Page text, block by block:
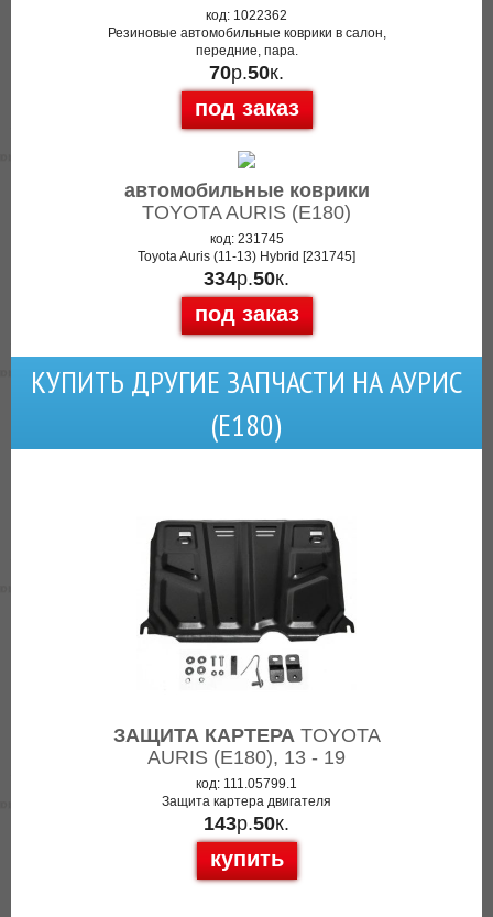
код: 1022362
Резиновые автомобильные коврики в салон,
передние, пара.
70р.50к.
под заказ
автомобильные коврики
TOYOTA AURIS (E180)
код: 231745
Toyota Auris (11-13) Hybrid [231745]
334р.50к.
под заказ
КУПИТЬ ДРУГИЕ ЗАПЧАСТИ НА АУРИС
(Е180)
ЗАЩИТА КАРТЕРАTOYOTA
AURIS (E180), 13 - 19
код: 111.05799.1
Защита картера двигателя
143р.50к.
купить